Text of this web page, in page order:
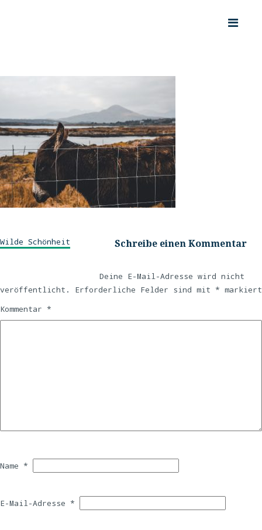
Wilde Schönheit Schreibe einen Kommentar
Deine E-Mail-Adresse wird nicht
veröffentlicht.
Erforderliche Felder sind mit * markiert
Kommentar *
Name *
E-Mail-Adresse *